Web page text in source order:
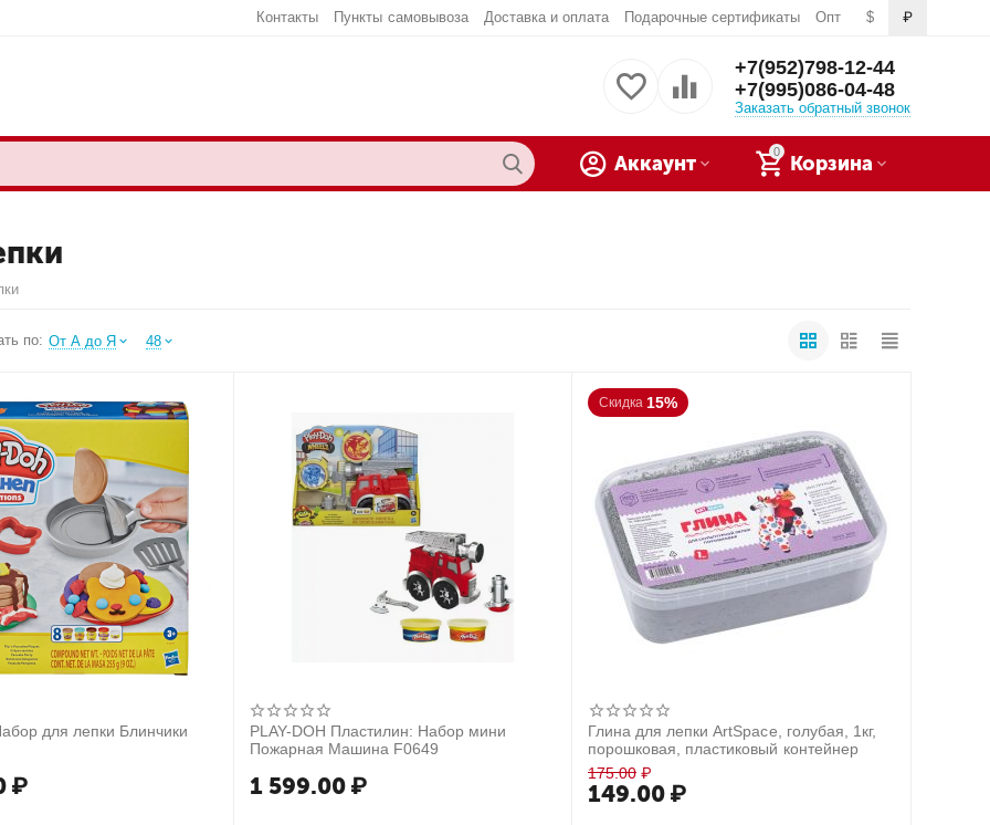
$ ₽
Контакты Пункты самовывоза Доставка и оплата Подарочные сертификаты Опт
+7(952)798-12-44
+7(995)086-04-48
Заказать обратный звонок
0
Корзина
Аккаунт
по: От А до Я 48
для лепки Блинчики
₽
PLAY-DOH Пластилин: Набор мини
Пожарная Машина F0649
1 599.00 ₽
Скидка 15%
Глина для лепки ArtSpace, голубая, 1кг,
порошковая, пластиковый контейнер
175.00 ₽
149.00 ₽